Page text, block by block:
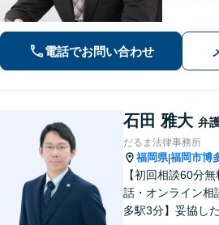
詐欺、刑
分）や相
電話でお問い合わせ
石田 雅大 弁
だるま法律事務所
福岡県|福岡市博
【初回相談60分
話・オンライン相
多駅3分】妥協し